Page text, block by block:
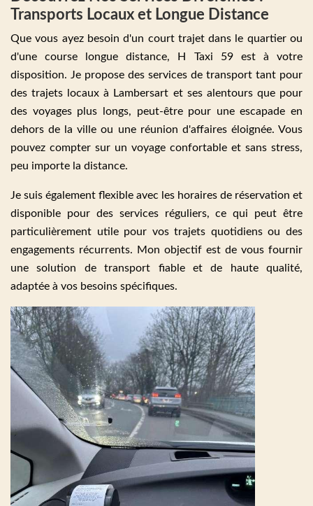
Transports Locaux et Longue Distance
Que vous ayez besoin d'un court trajet dans le quartier ou
d'une course longue distance, H Taxi 59 est à votre
disposition. Je propose des services de transport tant pour
des trajets locaux à Lambersart et ses alentours que pour
des voyages plus longs, peut-être pour une escapade en
dehors de la ville ou une réunion d'affaires éloignée. Vous
pouvez compter sur un voyage confortable et sans stress,
peu importe la distance.
Je suis également flexible avec les horaires de réservation et
disponible pour des services réguliers, ce qui peut être
particulièrement utile pour vos trajets quotidiens ou des
engagements récurrents. Mon objectif est de vous fournir
une solution de transport fiable et de haute qualité,
adaptée à vos besoins spécifiques.